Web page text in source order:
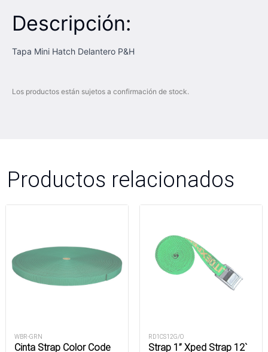
Descripción:
Tapa Mini Hatch Delantero P&H
Los productos están sujetos a confirmación de stock.
Productos relacionados
WBR-GRN
Cinta Strap Color Code
RD1CS12G/O
Strap 1” Xped Strap 12`